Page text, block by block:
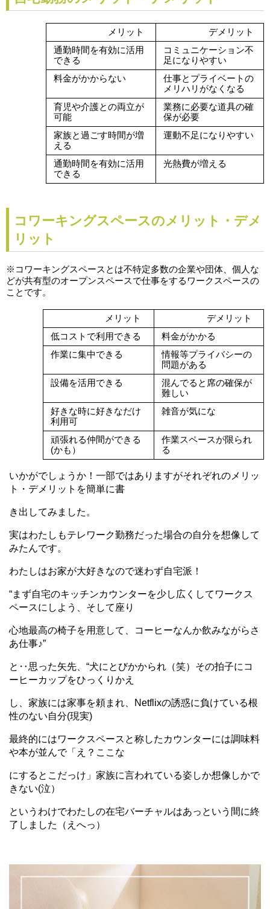
メリット
デメリット
通勤時間を有効に活用
できる
コミュニケーション不
足になりやすい
料金がかからない
仕事とプライベートの
メリハリがなくなる
育児や介護との両立が
可能
業務に必要な道具の確
保が必要
家族と過ごす時間が増
える
運動不足になりやすい
通勤時間を有効に活用
できる
光熱費が増える
コワーキングスペースのメリット・デメ
リット
※コワーキングスペースとは不特定多数の企業や団体、個人な
どが共有型のオープンスペースで仕事をするワークスペースの
ことです。
メリット
デメリット
低コストで利用できる
料金がかかる
作業に集中できる
情報等プライバシーの
問題がある
設備を活用できる
混んでると席の確保が
難しい
好きな時に好きなだけ
利用可
雑音が気にな
頑張れる仲間ができる
(かも）
作業スペースが限られ
る
いかがでしょうか！ 一部ではありますがそれぞれのメリッ
ト・デメリットを簡単に書
き出してみました。
実はわたしもテレワーク勤務だった場合の自分を想像して
みたんです。
わたしはお家が大好きなので迷わず自宅派！
“まず自宅のキッチンカウンターを少し広くしてワークス
ペースにしよう、そして座り
心地最高の椅子を用意して、コーヒーなんか飲みながらさ
あ仕事♪”
と‥思った矢先、“犬にとびかかられ（笑）その拍子にコ
ーヒーカップをひっくりかえ
し、家族には家事を頼まれ、Netflixの誘惑に負けている根
性のない自分(現実)
最終的にはワークスペースと称したカウンターには調味料
や本が並んで「え？ここな
にすると こだっけ」家族に言われている姿しか想像しかで
きない(泣）
というわけでわたしの在宅バーチャルはあっという間に終
了しました（えへっ）